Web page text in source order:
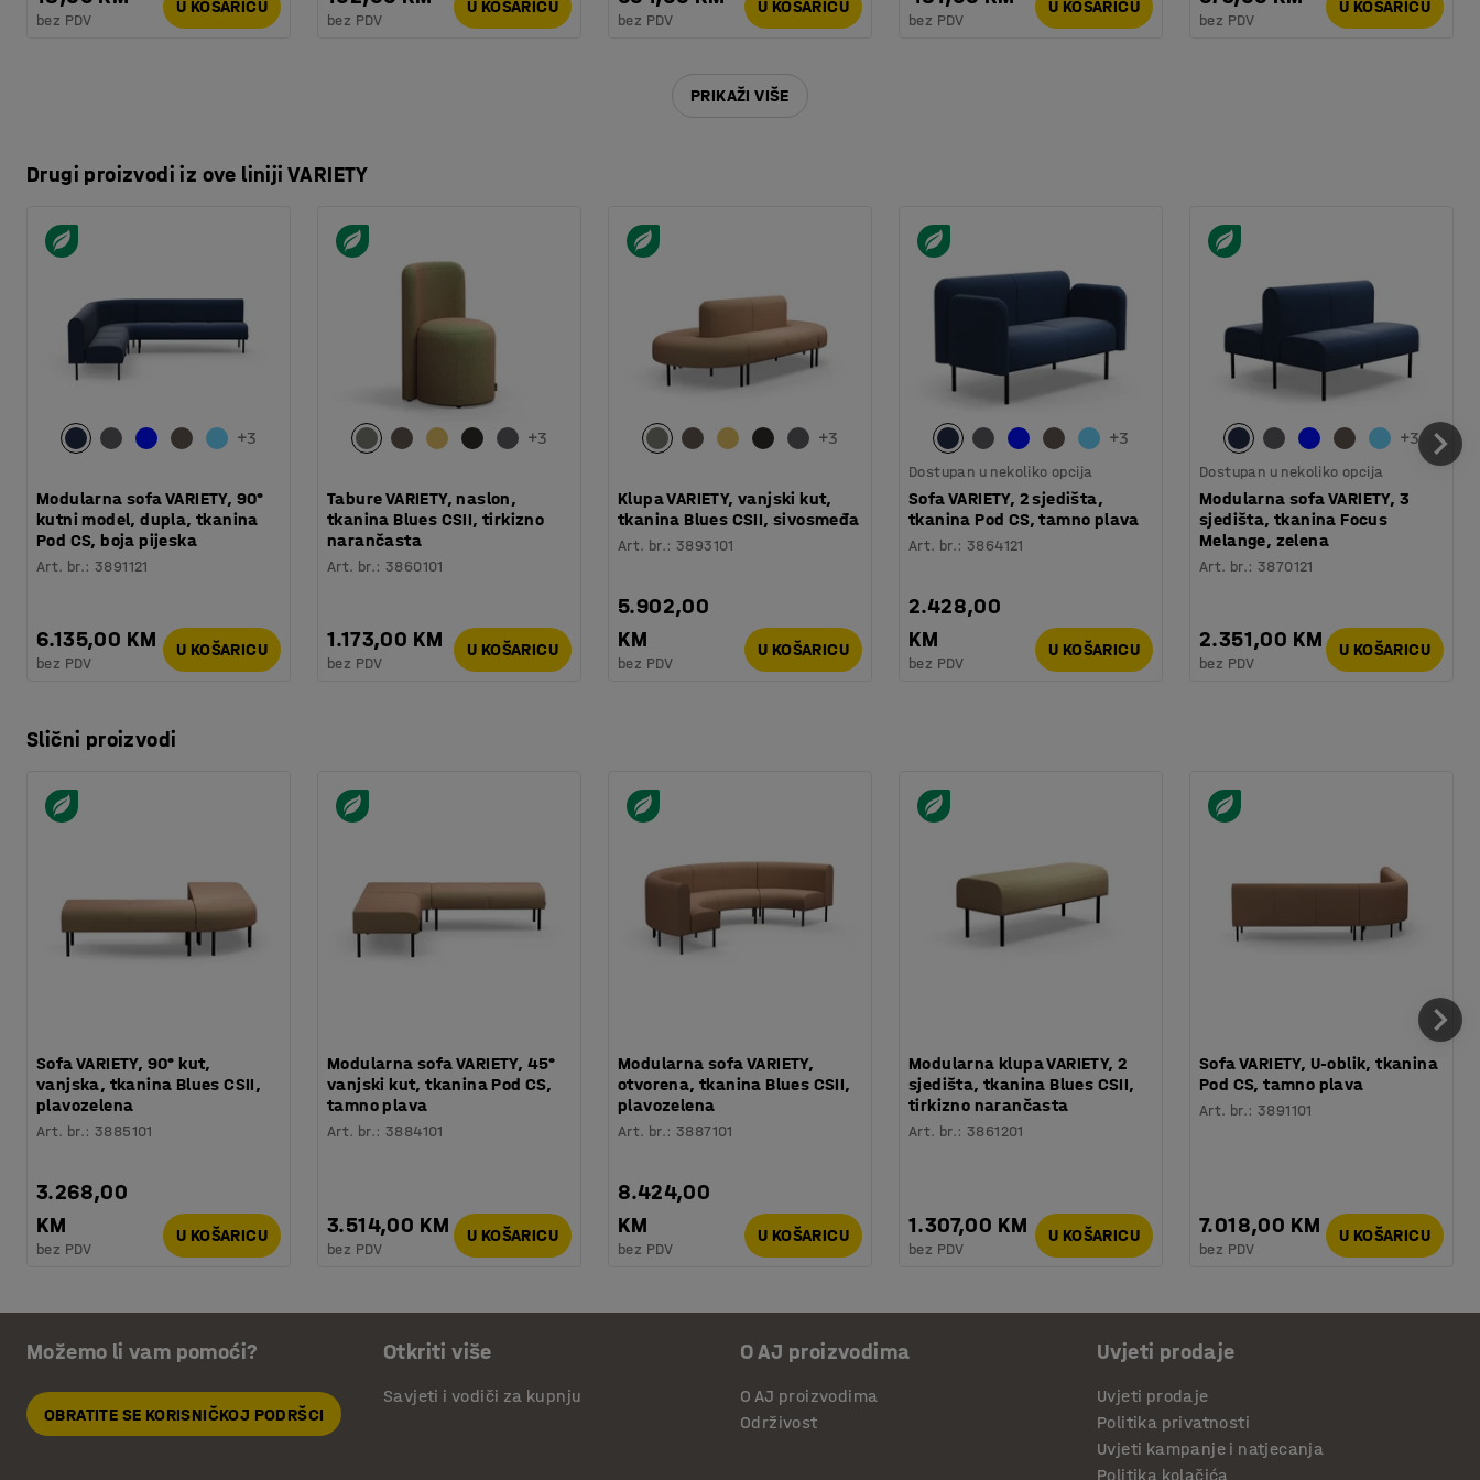
bez PDV
U KOŠARICU
bez PDV
U KOŠARICU
bez PDV
U KOŠARICU
bez PDV
U KOŠARICU
bez PDV
U KOŠARICU
PRIKAŽI VIŠE
Drugi proizvodi iz ove liniji VARIETY
+3
Modularna sofa VARIETY, 90°
kutni model, dupla, tkanina
Pod CS, boja pijeska
Art. br.:3891121
6.135,00 KM
bez PDV
U KOŠARICU
+3
Tabure VARIETY, naslon,
tkanina Blues CSII, tirkizno
narančasta
Art. br.:3860101
1.173,00 KM
bez PDV
U KOŠARICU
+3
Klupa VARIETY, vanjski kut,
tkanina Blues CSII, sivosmeđa
Art. br.:3893101
5.902,00
KM
bez PDV
U KOŠARICU
+3
Dostupan u nekoliko opcija
Sofa VARIETY, 2 sjedišta,
tkanina Pod CS, tamno plava
Art. br.:3864121
2.428,00
KM
bez PDV
U KOŠARICU
+3
Dostupan u nekoliko opcija
Modularna sofa VARIETY, 3
sjedišta, tkanina Focus
Melange, zelena
Art. br.:3870121
2.351,00 KM
bez PDV
U KOŠARICU
Slični proizvodi
Sofa VARIETY, 90° kut,
vanjska, tkanina Blues CSII,
plavozelena
Art. br.:3885101
3.268,00
KM
bez PDV
U KOŠARICU
Modularna sofa VARIETY, 45°
vanjski kut, tkanina Pod CS,
tamno plava
Art. br.:3884101
3.514,00 KM
bez PDV
U KOŠARICU
Modularna sofa VARIETY,
otvorena, tkanina Blues CSII,
plavozelena
Art. br.:3887101
8.424,00
KM
bez PDV
U KOŠARICU
Modularna klupa VARIETY, 2
sjedišta, tkanina Blues CSII,
tirkizno narančasta
Art. br.:3861201
1.307,00 KM
bez PDV
U KOŠARICU
Sofa VARIETY, U-oblik, tkanina
Pod CS, tamno plava
Art. br.:3891101
7.018,00 KM
bez PDV
U KOŠARICU
Možemo li vam pomoći?
OBRATITE SE KORISNIČKOJ PODRŠCI
Otkriti više
Savjeti i vodiči za kupnju
O AJ proizvodima
O AJ proizvodima
Održivost
Uvjeti prodaje
Uvjeti prodaje
Politika privatnosti
Uvjeti kampanje i natjecanja
Politika kolačića